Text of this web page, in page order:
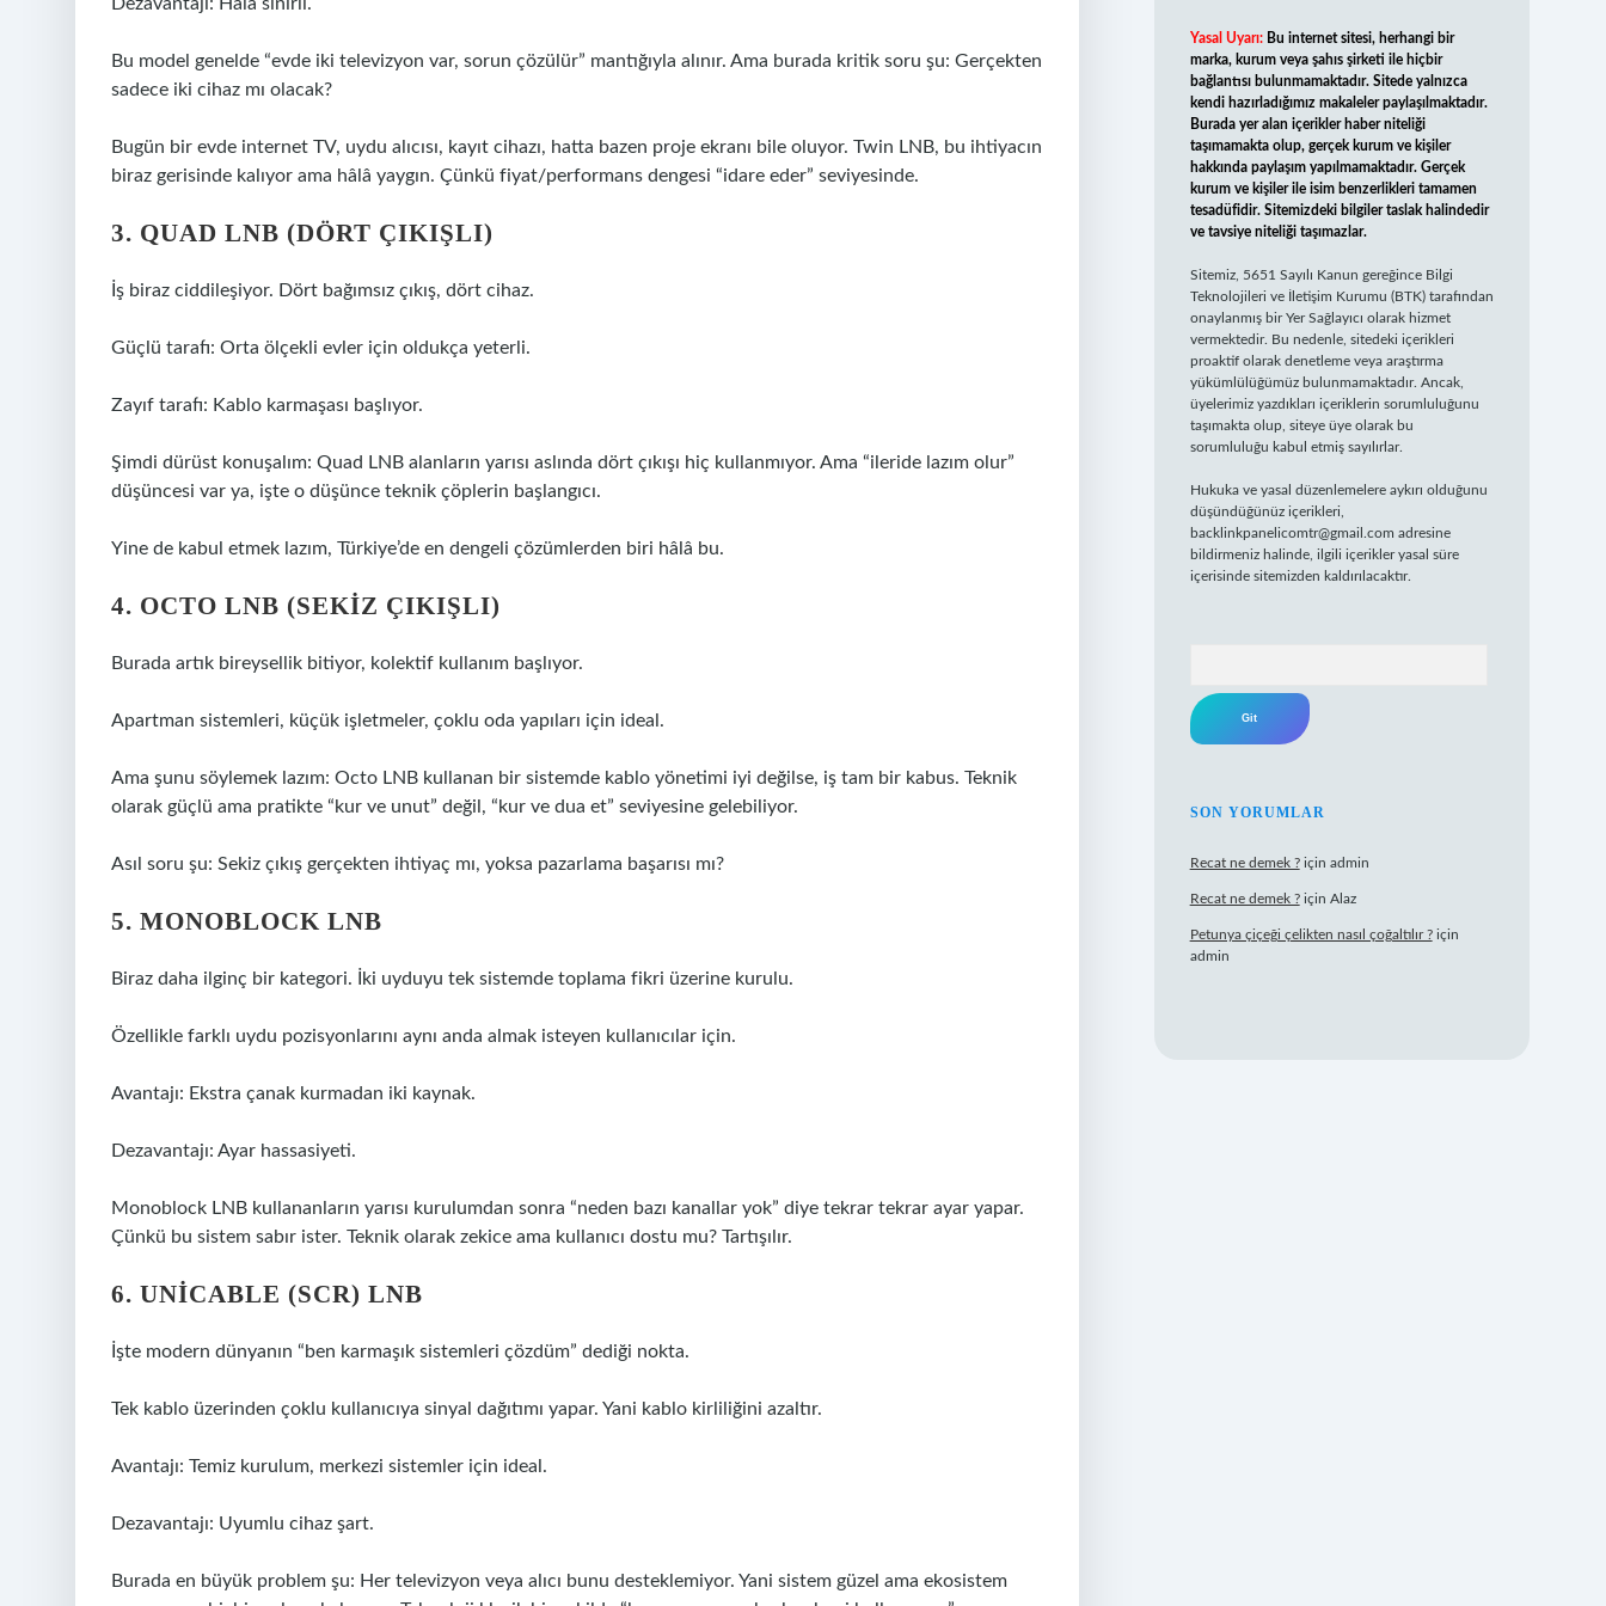
Bu model genelde “evde iki televizyon var, sorun çözülür” mantığıyla alınır. Ama burada kritik soru şu: Gerçekten
sadece iki cihaz mı olacak?
Bugün bir evde internet TV, uydu alıcısı, kayıt cihazı, hatta bazen proje ekranı bile oluyor. Twin LNB, bu ihtiyacın
biraz gerisinde kalıyor ama hâlâ yaygın. Çünkü fiyat/performans dengesi “idare eder” seviyesinde.
3. QUAD LNB (DÖRT ÇIKIŞLI)
İş biraz ciddileşiyor. Dört bağımsız çıkış, dört cihaz.
Güçlü tarafı: Orta ölçekli evler için oldukça yeterli.
Zayıf tarafı: Kablo karmaşası başlıyor.
Şimdi dürüst konuşalım: Quad LNB alanların yarısı aslında dört çıkışı hiç kullanmıyor. Ama “ileride lazım olur”
düşüncesi var ya, işte o düşünce teknik çöplerin başlangıcı.
Yine de kabul etmek lazım, Türkiye’de en dengeli çözümlerden biri hâlâ bu.
4. OCTO LNB (SEKIZ ÇIKIŞLI)
Burada artık bireysellik bitiyor, kolektif kullanım başlıyor.
Apartman sistemleri, küçük işletmeler, çoklu oda yapıları için ideal.
Ama şunu söylemek lazım: Octo LNB kullanan bir sistemde kablo yönetimi iyi değilse, iş tam bir kabus. Teknik
olarak güçlü ama pratikte “kur ve unut” değil, “kur ve dua et” seviyesine gelebiliyor.
Asıl soru şu: Sekiz çıkış gerçekten ihtiyaç mı, yoksa pazarlama başarısı mı?
5. MONOBLOCK LNB
Biraz daha ilginç bir kategori. İki uyduyu tek sistemde toplama fikri üzerine kurulu.
Özellikle farklı uydu pozisyonlarını aynı anda almak isteyen kullanıcılar için.
Avantajı: Ekstra çanak kurmadan iki kaynak.
Dezavantajı: Ayar hassasiyeti.
Monoblock LNB kullananların yarısı kurulumdan sonra “neden bazı kanallar yok” diye tekrar tekrar ayar yapar.
Çünkü bu sistem sabır ister. Teknik olarak zekice ama kullanıcı dostu mu? Tartışılır.
6. UNICABLE (SCR) LNB
İşte modern dünyanın “ben karmaşık sistemleri çözdüm” dediği nokta.
Tek kablo üzerinden çoklu kullanıcıya sinyal dağıtımı yapar. Yani kablo kirliliğini azaltır.
Avantajı: Temiz kurulum, merkezi sistemler için ideal.
Dezavantajı: Uyumlu cihaz şart.
Burada en büyük problem şu: Her televizyon veya alıcı bunu desteklemiyor. Yani sistem güzel ama ekosistem
Yasal Uyarı: Bu internet sitesi, herhangi bir
marka, kurum veya şahıs şirketi ile hiçbir
bağlantısı bulunmamaktadır. Sitede yalnızca
kendi hazırladığımız makaleler paylaşılmaktadır.
Burada yer alan içerikler haber niteliği
taşımamakta olup, gerçek kurum ve kişiler
hakkında paylaşım yapılmamaktadır. Gerçek
kurum ve kişiler ile isim benzerlikleri tamamen
tesadüfidir. Sitemizdeki bilgiler taslak halindedir
ve tavsiye niteliği taşımazlar.
Sitemiz, 5651 Sayılı Kanun gereğince Bilgi
Teknolojileri ve İletişim Kurumu (BTK) tarafından
onaylanmış bir Yer Sağlayıcı olarak hizmet
vermektedir. Bu nedenle, sitedeki içerikleri
proaktif olarak denetleme veya araştırma
yükümlülüğümüz bulunmamaktadır. Ancak,
üyelerimiz yazdıkları içeriklerin sorumluluğunu
taşımakta olup, siteye üye olarak bu
sorumluluğu kabul etmiş sayılırlar.
Hukuka ve yasal düzenlemelere aykırı olduğunu
düşündüğünüz içerikleri,
backlinkpanelicomtr@gmail.com adresine
bildirmeniz halinde, ilgili içerikler yasal süre
içerisinde sitemizden kaldırılacaktır.
SON YORUMLAR
Recat ne demek ?için admin
Recat ne demek ?için Alaz
Petunya çiçeği çelikten nasıl çoğaltılır ?için
admin